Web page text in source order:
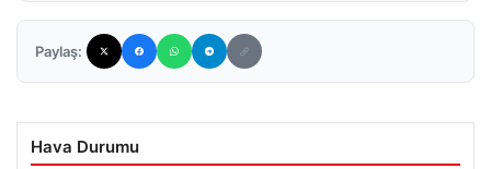
Paylaş:
Hava Durumu